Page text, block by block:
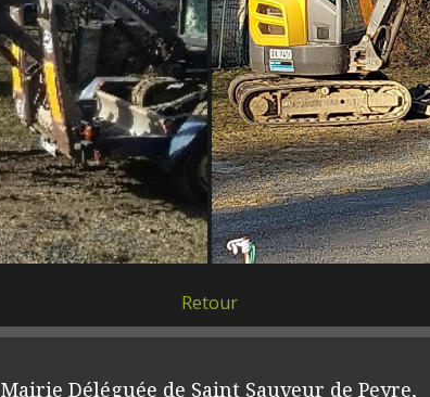
Retour
Mairie Déléguée de Saint Sauveur de Peyre,